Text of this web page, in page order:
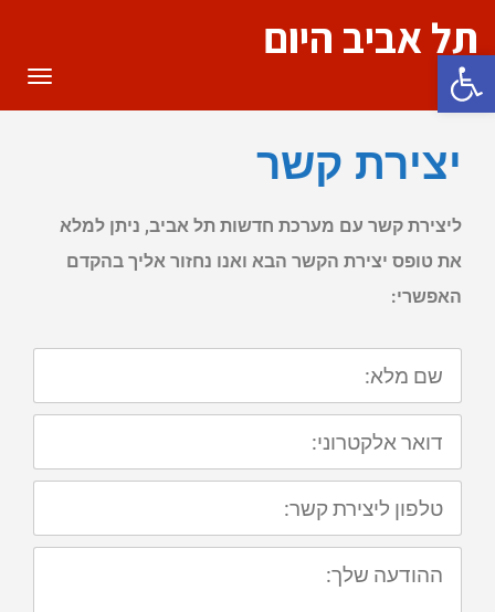
פתח סרגל נגישות
תל אביב היום
יצירת קשר
ליצירת קשר עם מערכת חדשות תל אביב, ניתן למלא
את טופס יצירת הקשר הבא ואנו נחזור אליך בהקדם
האפשרי:
שם
מלא:
דואר
אלקטרוני:
טלפון
ליצירת
קשר:
ההודעה
שלך: